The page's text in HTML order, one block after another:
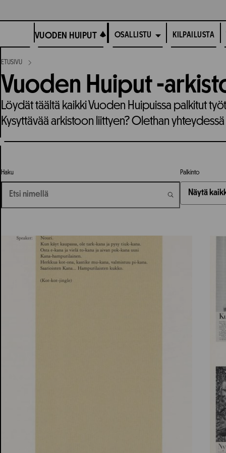
suoraan
VUODEN HUIPUT
VUODEN HUIPUT OSALLISTU KILPAILUSTA
ETUSIVU
Vuoden Huiput -
Löydät täältä kaikki Vuoden Huipuissa palkitut
Kysyttävää arkistoon liittyen? Olethan
Haku Palkinto